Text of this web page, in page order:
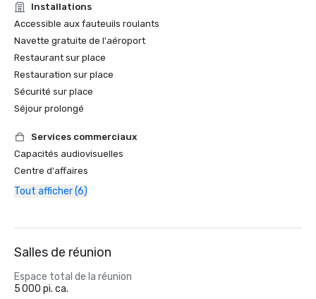
Installations
Accessible aux fauteuils roulants
Navette gratuite de l'aéroport
Restaurant sur place
Restauration sur place
Sécurité sur place
Séjour prolongé
Services commerciaux
Capacités audiovisuelles
Centre d'affaires
Tout afficher (6)
Salles de réunion
Espace total de la réunion
5 000 pi. ca.